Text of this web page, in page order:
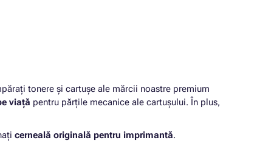
tonere și cartușe ale mărcii noastre premium
viață pentru părțile mecanice ale cartușului. În plus,
cerneală originală pentru imprimantă.